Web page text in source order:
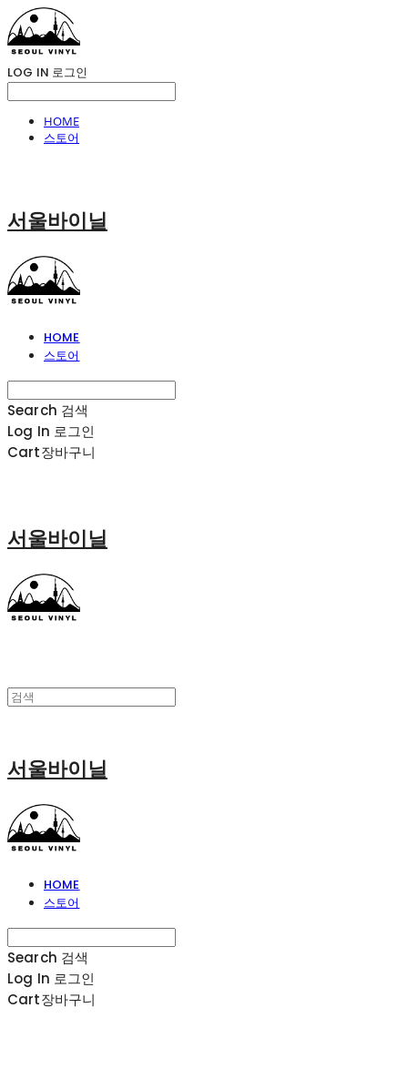
LOG IN 로그인
HOME
스토어
서울바이닐
HOME
스토어
Search 검색
Log In 로그인
Cart장바구니
서울바이닐
서울바이닐
HOME
스토어
Search 검색
Log In 로그인
Cart장바구니